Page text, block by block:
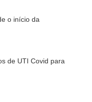
o início da
de UTI Covid para